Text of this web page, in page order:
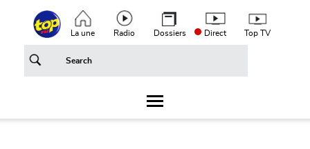
Aller au contenu principalTop header menu
La une Radio Dossiers Direct Top TV